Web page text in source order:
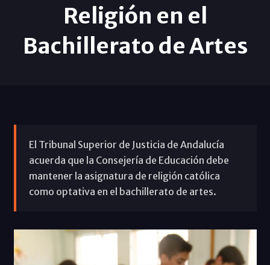
Religión en el
Bachillerato de Artes
El Tribunal Superior de Justicia de Andalucía
acuerda que la Consejería de Educación debe
mantener la asignatura de religión católica
como optativa en el bachillerato de artes.